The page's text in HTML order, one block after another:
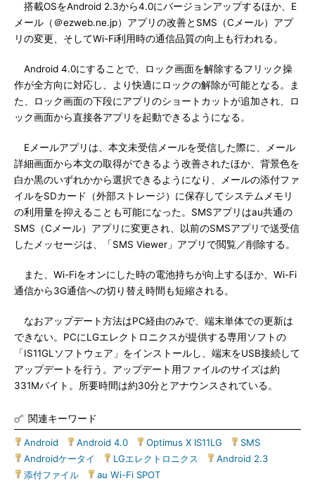
搭載OSをAndroid 2.3から4.0にバージョンアップするほか、E
メール（＠ezweb.ne.jp）アプリの改善とSMS（Cメール）アプ
リの変更、そしてWi-Fi利用時の通信品質の向上も行われる。
Android 4.0にすることで、ロック画面を解除するフリック操
作が全方向に対応し、より快適にロックの解除が可能となる。ま
た、ロック画面の下段にアプリのショートカットが追加され、ロ
ック画面から直接各アプリを起動できるようになる。
Eメールアプリは、本文未受信メールを受信した際に、メール
詳細画面から本文の取得ができるよう改善されたほか、背景色を
白か黒のいずれかから選択できるようになり、メールの添付ファ
イルをSDカード（外部ストレージ）に保存してシステムメモリ
の利用量を抑えることも可能になった。SMSアプリはau共通の
SMS（Cメール）アプリに変更され、以前のSMSアプリで送受信
したメッセージは、「SMS Viewer」アプリで閲覧／削除する。
また、Wi-Fiをオンにした時の電池持ちが向上するほか、Wi-Fi
通信から3G通信への切り替え時間も短縮される。
なおアップデート方法はPC経由のみで、端末単体での更新は
できない。PCにLGエレクトロニクスが提供する専用ソフトの
「IS11GLソフトウェア」をインストールし、端末をUSB接続して
アップデートを行う。アップデート用ファイルのサイズは約
331Mバイト。所要時間は約30分とアナウンスされている。
関連キーワード
Android Android 4.0 Optimus X IS11LG SMS
Androidケータイ
LGエレクトロニクス Android 2.3
添付ファイル
au Wi-Fi SPOT